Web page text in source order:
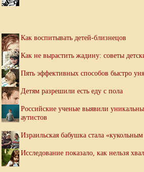
Как воспитывать детей-близнецов
Как не вырастить жадину: советы
Пять эффективных способов быстро
Детям разрешили есть еду с пола
Российские ученые выявили
аутистов
Израильская бабушка стала
Исследование показало, как нельзя